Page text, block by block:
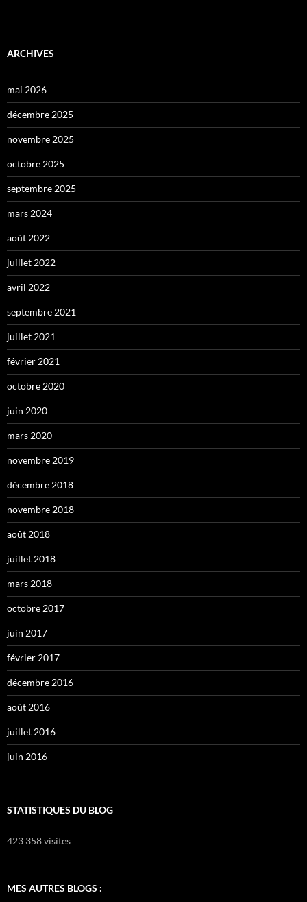
ARCHIVES
mai 2026
décembre 2025
novembre 2025
octobre 2025
septembre 2025
mars 2024
août 2022
juillet 2022
avril 2022
septembre 2021
juillet 2021
février 2021
octobre 2020
juin 2020
mars 2020
novembre 2019
décembre 2018
novembre 2018
août 2018
juillet 2018
mars 2018
octobre 2017
juin 2017
février 2017
décembre 2016
août 2016
juillet 2016
juin 2016
STATISTIQUES DU BLOG
423 358 visites
MES AUTRES BLOGS :